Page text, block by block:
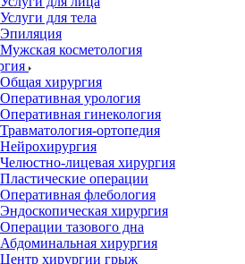
Услуги для тела
Эпиляция
Мужская косметология
Общая хирургия
Оперативная урология
Оперативная гинекология
Травматология-ортопедия
Нейрохирургия
Челюстно-лицевая хирургия
Пластические операции
Оперативная флебология
Эндоскопическая хирургия
Операции тазового дна
Абдоминальная хирургия
Центр хирургии грыж